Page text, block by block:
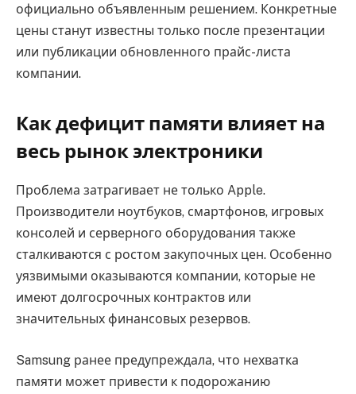
официально объявленным решением. Конкретные
цены станут известны только после презентации
или публикации обновленного прайс-листа
компании.
Как дефицит памяти влияет на
весь рынок электроники
Проблема затрагивает не только Apple.
Производители ноутбуков, смартфонов, игровых
консолей и серверного оборудования также
сталкиваются с ростом закупочных цен. Особенно
уязвимыми оказываются компании, которые не
имеют долгосрочных контрактов или
значительных финансовых резервов.
Samsung ранее предупреждала, что нехватка
памяти может привести к подорожанию